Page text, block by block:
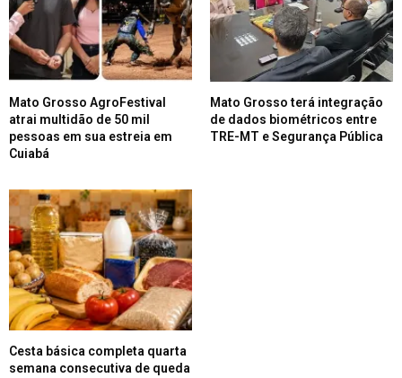
Mato Grosso AgroFestival
atrai multidão de 50 mil
pessoas em sua estreia em
Cuiabá
Mato Grosso terá integração
de dados biométricos entre
TRE-MT e Segurança Pública
Cesta básica completa quarta
semana consecutiva de queda